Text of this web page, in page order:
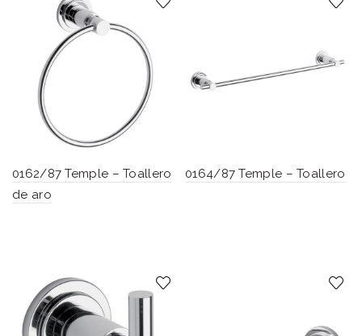
0162/87 Temple – Toallero
de aro
0164/87 Temple – Toallero